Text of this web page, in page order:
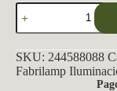
Plafon
Murray
80w
3000-
4000-
6500k
SKU: 244588088
Fabrilamp